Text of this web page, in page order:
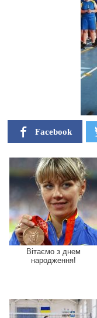
Facebook
Вітаємо з днем
народження!